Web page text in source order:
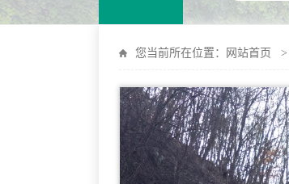
您当前所在位置： 网站首页 >